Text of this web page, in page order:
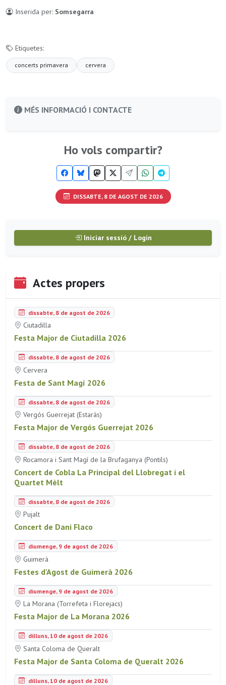
Inserida per: Somsegarra
Etiquetes:
concerts primavera cervera
MÉS INFORMACIÓ I CONTACTE
Ho vols compartir?
DISSABTE, 8 DE AGOST DE 2026
Iniciar sessió / Login
Actes propers
dissabte, 8 de agost de 2026
Ciutadilla
Festa Major de Ciutadilla 2026
dissabte, 8 de agost de 2026
Cervera
Festa de Sant Magí 2026
dissabte, 8 de agost de 2026
Vergós Guerrejat (Estaràs)
Festa Major de Vergós Guerrejat 2026
dissabte, 8 de agost de 2026
Rocamora i Sant Magí de la Brufaganya (Pontils)
Concert de Cobla La Principal del Llobregat i el
Quartet Mèlt
dissabte, 8 de agost de 2026
Pujalt
Concert de Dani Flaco
diumenge, 9 de agost de 2026
Guimerà
Festes d'Agost de Guimerà 2026
diumenge, 9 de agost de 2026
La Morana (Torrefeta i Florejacs)
Festa Major de La Morana 2026
dilluns, 10 de agost de 2026
Santa Coloma de Queralt
Festa Major de Santa Coloma de Queralt 2026
dilluns, 10 de agost de 2026